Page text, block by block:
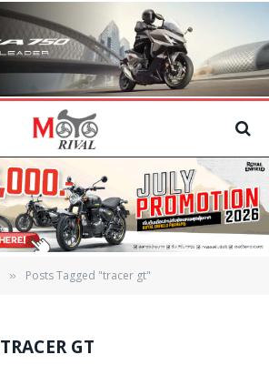
» Posts Tagged "tracer gt"
TRACER GT